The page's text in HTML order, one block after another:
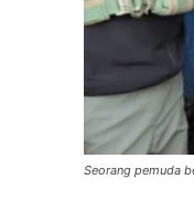
Seorang pemuda